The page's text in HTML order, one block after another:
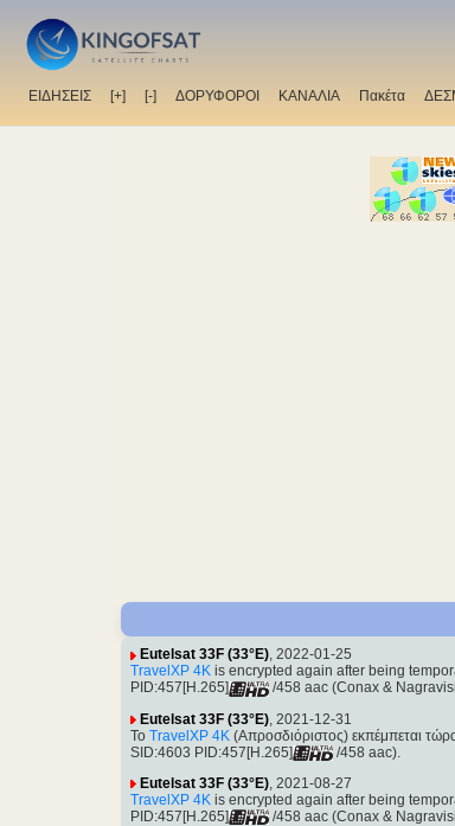
ΕΙΔΗΣΕΙΣ [+] [-] ΔΟΡΥΦΟΡΟΙ ΚΑΝΑΛΙΑ Πακέτα
Eutelsat 33F (33°E), 2022-01-25
TravelXP 4K is encrypted again after being
PID:457[H.265]
/458 aac (Conax &
Eutelsat 33F (33°E) , 2021-12-31
Το TravelXP 4K (Απροσδιόριστος) εκπέμπεται
SID:4603 PID:457[H.265]
/458 aac).
Eutelsat 33F (33°E), 2021-08-27
TravelXP 4K is encrypted again after being
PID:457[H.265]
/458 aac (Conax &